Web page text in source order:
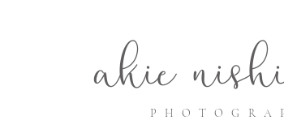
akienis
P HOTOG RA